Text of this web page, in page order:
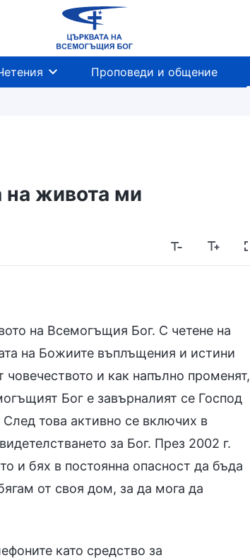
Проповеди и общение
на живота ми
на Всемогъщия Бог. С четене на
на Божиите въплъщения и истини
и как напълно променят,
Бог е завърналият се Господ
това активно се включих в
за Бог. През 2002 г.
и бях в постоянна опасност да бъда
от своя дом, за да мога да
като средство за